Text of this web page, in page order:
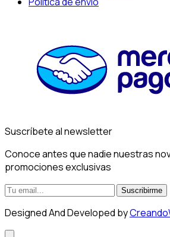
Suscríbete al newsletter
Conoce antes que nadie nuestras
promociones exclusivas
Suscribirme
Designed And Developed by